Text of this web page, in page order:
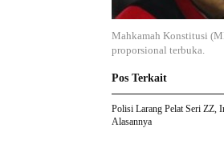
Mahkamah Konstitusi
proporsional terbuka.
Pos Terkait
Polisi Larang Pelat Seri ZZ,
Alasannya